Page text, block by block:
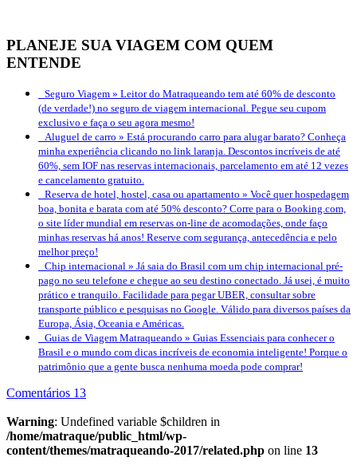
PLANEJE SUA VIAGEM COM QUEM
ENTENDE
Seguro Viagem » Leitor do Matraqueando tem até 60% de desconto
(de verdade!) no seguro de viagem internacional. Pegue seu cupom
exclusivo e faça o seu agora mesmo!
Aluguel de carro » Está procurando carro para alugar barato? Conheça
minha experiência clicando no link laranja. Descontos incríveis de até
60%, sem IOF nas reservas internacionais, parcelamento em até 12 vezes
e cancelamento gratuito.
Reserva de hotel, hostel, casa ou apartamento » Você quer hospedagem
boa, bonita e barata com até 50% desconto? Corre para o Booking.com,
o site líder mundial em reservas on-line de acomodações, onde faço
minhas reservas há anos! Reserve com segurança, antecedência e pelo
melhor preço!
Chip internacional » Já saia do Brasil com um chip internacional pré-
pago no seu telefone e chegue ao seu destino conectado. Já usei, é muito
prático e tranquilo. Facilidade para pegar UBER, consultar sobre
transporte público e pesquisas no Google. Válido para diversos países da
Europa, Ásia, Oceania e Américas.
Guias de Viagem Matraqueando » Guias Essenciais para conhecer o
Brasil e o mundo com dicas incríveis de economia inteligente! Porque o
patrimônio que a gente busca nenhuma moeda pode comprar!
Comentários 13
Warning: Undefined variable $children in
/home/matraque/public_html/wp-
content/themes/matraqueando-2017/related.php on line 13